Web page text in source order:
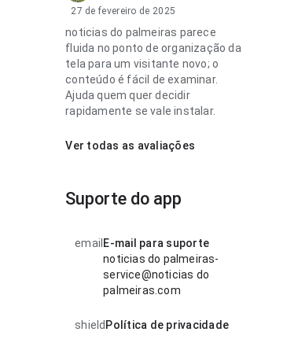
27 de fevereiro de 2025
noticias do palmeiras parece
fluida no ponto de organização da
tela para um visitante novo; o
conteúdo é fácil de examinar.
Ajuda quem quer decidir
rapidamente se vale instalar.
Ver todas as avaliações
Suporte do app
email E-mail para suporte
noticias do palmeiras-
service@noticias do
palmeiras.com
shield Política de privacidade